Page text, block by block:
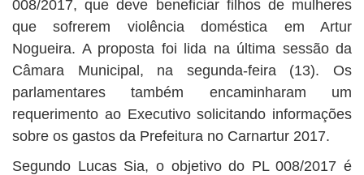
008/2017, que deve beneficiar filhos de mulheres
que sofrerem violência doméstica em Artur
Nogueira. A proposta foi lida na última sessão da
Câmara Municipal, na segunda-feira (13). Os
parlamentares também encaminharam um
requerimento ao Executivo solicitando informações
sobre os gastos da Prefeitura no Carnartur 2017.
Segundo Lucas Sia, o objetivo do PL 008/2017 é